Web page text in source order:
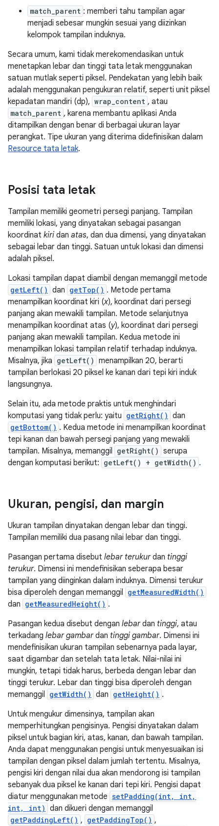
match_parent : memberi tahu tampilan agar
menjadi sebesar mungkin sesuai yang diizinkan
kelompok tampilan induknya.
Secara umum, kami tidak merekomendasikan untuk
menetapkan lebar dan tinggi tata letak menggunakan
satuan mutlak seperti piksel. Pendekatan yang lebih baik
adalah menggunakan pengukuran relatif, seperti unit piksel
kepadatan mandiri (dp), wrap_content , atau
match_parent , karena membantu aplikasi Anda
ditampilkan dengan benar di berbagai ukuran layar
perangkat. Tipe ukuran yang diterima didefinisikan dalam
Resource tata letak.
Posisi tata letak
Tampilan memiliki geometri persegi panjang. Tampilan
memiliki lokasi, yang dinyatakan sebagai pasangan
koordinat kiri dan atas, dan dua dimensi, yang dinyatakan
sebagai lebar dan tinggi. Satuan untuk lokasi dan dimensi
adalah piksel.
Lokasi tampilan dapat diambil dengan memanggil metode
getLeft() dan getTop() . Metode pertama
menampilkan koordinat kiri (x), koordinat dari persegi
panjang akan mewakili tampilan. Metode selanjutnya
menampilkan koordinat atas (y), koordinat dari persegi
panjang akan mewakili tampilan. Kedua metode ini
menampilkan lokasi tampilan relatif terhadap induknya.
Misalnya, jika getLeft() menampilkan 20, berarti
tampilan berlokasi 20 piksel ke kanan dari tepi kiri induk
langsungnya.
Selain itu, ada metode praktis untuk menghindari
komputasi yang tidak perlu: yaitu getRight() dan
getBottom() . Kedua metode ini menampilkan koordinat
tepi kanan dan bawah persegi panjang yang mewakili
tampilan. Misalnya, memanggil getRight() serupa
dengan komputasi berikut: getLeft() + getWidth() .
Ukuran, pengisi, dan margin
Ukuran tampilan dinyatakan dengan lebar dan tinggi.
Tampilan memiliki dua pasang nilai lebar dan tinggi.
Pasangan pertama disebut lebar terukurdan tinggi
terukur. Dimensi ini mendefinisikan seberapa besar
tampilan yang diinginkan dalam induknya. Dimensi terukur
bisa diperoleh dengan memanggil getMeasuredWidth()
dan getMeasuredHeight() .
Pasangan kedua disebut dengan lebardan tinggi, atau
terkadang lebar gambardan tinggi gambar. Dimensi ini
mendefinisikan ukuran tampilan sebenarnya pada layar,
saat digambar dan setelah tata letak. Nilai-nilai ini
mungkin, tetapi tidak harus, berbeda dengan lebar dan
tinggi terukur. Lebar dan tinggi bisa diperoleh dengan
memanggil getWidth() dan getHeight() .
Untuk mengukur dimensinya, tampilan akan
memperhitungkan pengisinya. Pengisi dinyatakan dalam
piksel untuk bagian kiri, atas, kanan, dan bawah tampilan.
Anda dapat menggunakan pengisi untuk menyesuaikan isi
tampilan dengan piksel dalam jumlah tertentu. Misalnya,
pengisi kiri dengan nilai dua akan mendorong isi tampilan
sebanyak dua piksel ke kanan dari tepi kiri. Pengisi dapat
diatur menggunakan metode setPadding(int, int,
int, int) dan dikueri dengan memanggil
getPaddingLeft() , getPaddingTop() ,